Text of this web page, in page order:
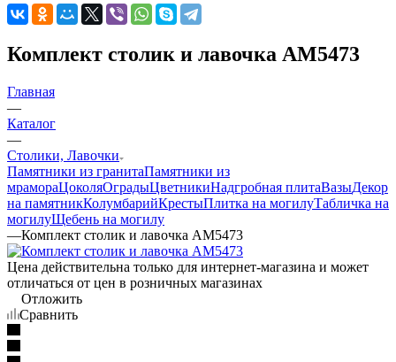
Комплект столик и лавочка АМ5473
Главная
—
Каталог
—
Столики, Лавочки
Памятники из гранитаПамятники из
мрамораЦоколяОградыЦветникиНадгробная плитаВазыДекор
на памятникКолумбарийКрестыПлитка на могилуТабличка на
могилуЩебень на могилу
—Комплект столик и лавочка АМ5473
Цена действительна только для интернет-магазина и может
отличаться от цен в розничных магазинах
Отложить
Сравнить